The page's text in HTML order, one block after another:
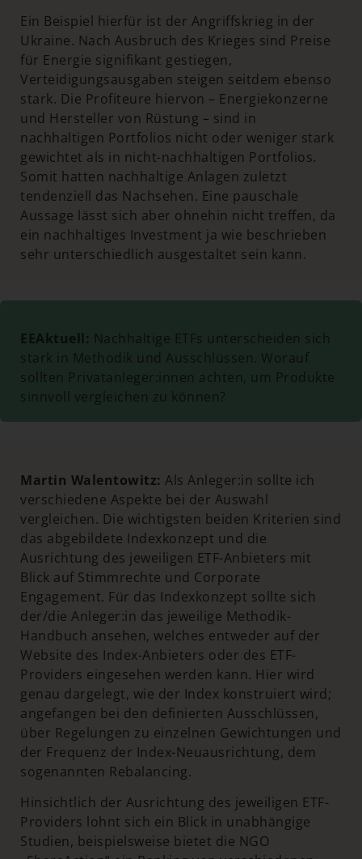
Ein Beispiel hierfür ist der Angriffskrieg in der
Ukraine. Nach Ausbruch des Krieges sind Preise
für Energie signifikant gestiegen,
Verteidigungsausgaben steigen seitdem ebenso
stark. Die Profiteure hiervon – Energiekonzerne
und Hersteller von Rüstung – sind in
nachhaltigen Portfolios nicht oder weniger stark
gewichtet als in nicht-nachhaltigen Portfolios.
Somit hatten nachhaltige Anlagen zuletzt
tendenziell das Nachsehen. Eine pauschale
Aussage lässt sich aber ohnehin nicht treffen, da
ein nachhaltiges Investment ja wie beschrieben
sehr unterschiedlich ausgestaltet sein kann.
EEAktuell: Nachhaltige ETFs unterscheiden sich
stark in Methodik und Ausschlüssen. Worauf
sollten Privatanleger:innen achten, um Produkte
sinnvoll vergleichen zu können?
Martin Walentowitz: Als Anleger:in sollte ich
verschiedene Aspekte bei der Auswahl
vergleichen. Die wichtigsten beiden Kriterien sind
das abgebildete Indexkonzept und die
Ausrichtung des jeweiligen ETF-Anbieters mit
Blick auf Stimmrechte und Corporate
Engagement. Für das Indexkonzept sollte sich
der/die Anleger:in das jeweilige Methodik-
Handbuch ansehen, welches entweder auf der
Website des Index-Anbieters oder des ETF-
Providers eingesehen werden kann. Hier wird
genau dargelegt, wie der Index konstruiert wird;
angefangen bei den definierten Ausschlüssen,
über Regelungen zu einzelnen Gewichtungen und
der Frequenz der Index-Neuausrichtung, dem
sogenannten Rebalancing.
Hinsichtlich der Ausrichtung des jeweiligen ETF-
Providers lohnt sich ein Blick in unabhängige
Studien, beispielsweise bietet die NGO